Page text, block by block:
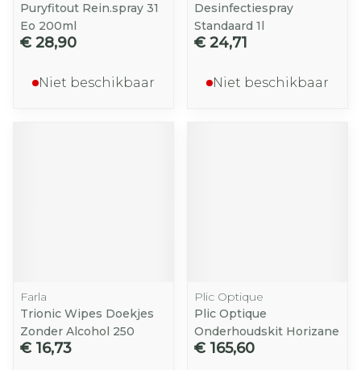
Puryfitout Rein.spray 31
Eo 200ml
€ 28,90
Niet beschikbaar
Desinfectiespray
Standaard 1l
€ 24,71
Niet beschikbaar
Farla
Trionic Wipes Doekjes
Zonder Alcohol 250
€ 16,73
Plic Optique
Plic Optique
Onderhoudskit Horizane
€ 165,60